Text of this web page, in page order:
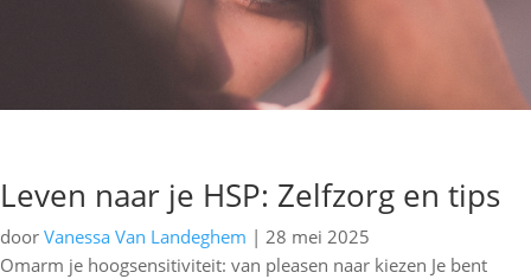
Leven naar je HSP: Zelfzorg en tips
door Vanessa Van Landeghem | 28 mei 2025
Omarm je hoogsensitiviteit: van pleasen naar kiezen Je bent